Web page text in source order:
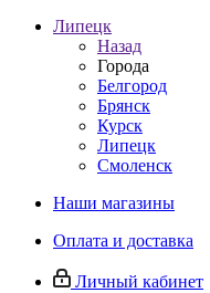
Липецк
Назад
Города
Белгород
Брянск
Курск
Липецк
Смоленск
Наши магазины
Оплата и доставка
Личный кабинет